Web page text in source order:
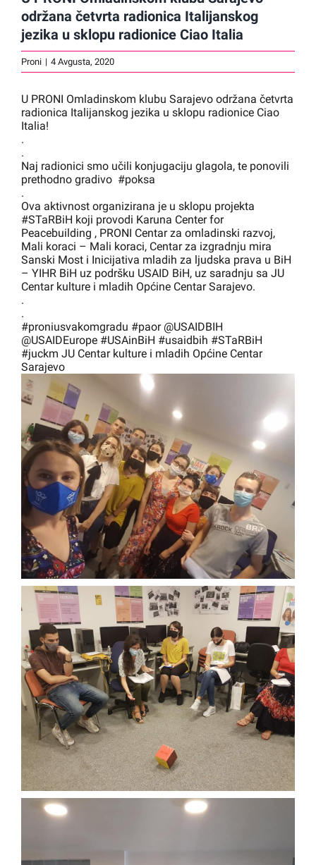
održana četvrta radionica Italijanskog
jezika u sklopu radionice Ciao Italia
Proni | 4 Avgusta, 2020
U PRONI Omladinskom klubu Sarajevo održana četvrta
radionica Italijanskog jezika u sklopu radionice Ciao
Italia!
.
.
Naj radionici smo učili konjugaciju glagola, te ponovili
prethodno gradivo #poksa
.
Ova aktivnost organizirana je u sklopu projekta
#STaRBiH koji provodi Karuna Center for
Peacebuilding , PRONI Centar za omladinski razvoj,
Mali koraci – Mali koraci, Centar za izgradnju mira
Sanski Most i Inicijativa mladih za ljudska prava u BiH
– YIHR BiH uz podršku USAID BiH, uz saradnju sa JU
Centar kulture i mladih Općine Centar Sarajevo.
.
.
#proniusvakomgradu #paor@USAIDBIH
@USAIDEurope #USAinBiH #usaidbih #STaRBiH
#juckm JU Centar kulture i mladih Općine Centar
Sarajevo